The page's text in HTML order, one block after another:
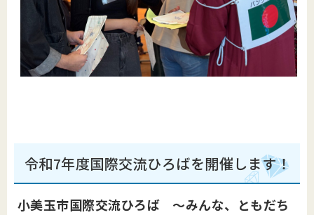
令和7年度国際交流ひろばを開催します！
小美玉市国際交流ひろば ～みんな、ともだち